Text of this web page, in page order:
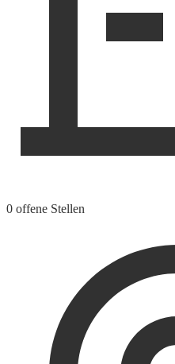
0 offene Stellen